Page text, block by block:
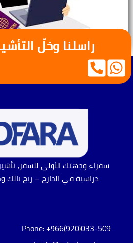
راسلنا وخلّ
سفراء وجهتك الأولى للسفر،
دراسية في الخارج – ريح بالك
Phone: +966(920)033-509